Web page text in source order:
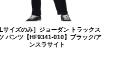
サイズのみ］ジョーダン トラックス
パンツ【HF9341-010】ブラック/ア
ンスラサイト